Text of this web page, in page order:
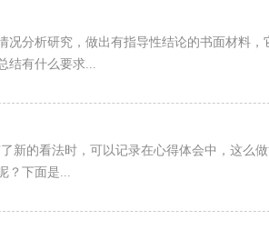
况分析研究，做出有指导性结论的书面材料，
结有什么要求...
新的看法时，可以记录在心得体会中，这么
？下面是...